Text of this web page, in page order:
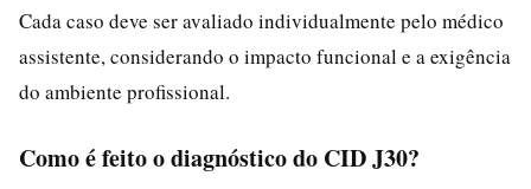
Cada caso deve ser avaliado individualmente pelo médico
assistente, considerando o impacto funcional e a exigência
do ambiente profissional.
Como é feito o diagnóstico do CID J30?